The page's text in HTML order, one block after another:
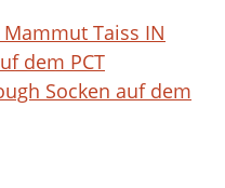
Taiss IN
dem PCT
Socken auf dem